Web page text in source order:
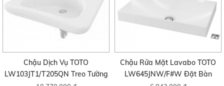
Chậu Dịch Vụ TOTO
LW103JT1/T205QN Treo Tường
Chậu Rửa Mặt Lavabo TOTO
LW645JNW/F#W Đặt Bàn